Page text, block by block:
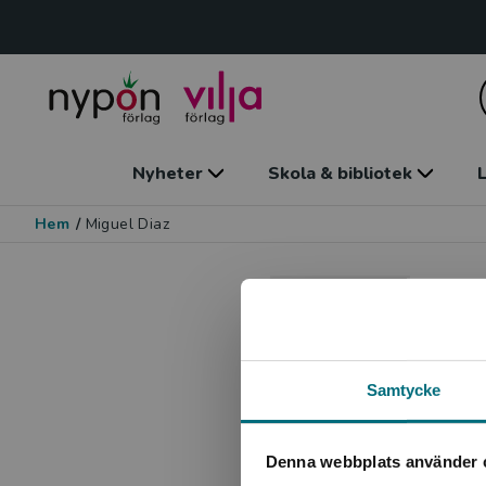
Samtycke
Denna webbplats använder
Nyheter Skola & bibliotek
Hem / Miguel Diaz